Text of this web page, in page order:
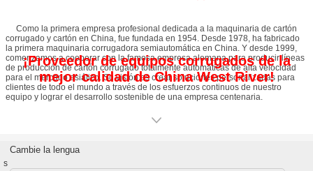
Como la primera empresa profesional dedicada a la maquinaria de cartón
corrugado y cartón en China, fue fundada en 1954. Desde 1978, ha fabricado
la primera maquinaria corrugadora semiautomática en China. Y desde 1999,
comenzamos a cooperar con la famosa empresa alemana para producir líneas
de producción de cartón corrugado totalmente automáticas de alta velocidad
para el mercado asiático. Su visión es crear soluciones personalizadas para
clientes de todo el mundo a través de los esfuerzos continuos de nuestro
equipo y lograr el desarrollo sostenible de una empresa centenaria.
automáticas de 2 capas, 3 capas, 5 capas, 7 capas o diseño de máquinas
corrugadoras multifuncionales, y diseño personalizado para clientes globales
¡Proveedor de equipos corrugados de la
mejor calidad de China West River!
Cambie la lengua
s